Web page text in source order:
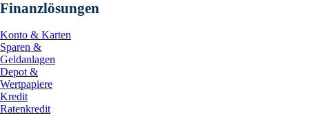
Finanzlösungen
Konto & Karten
Sparen &
Geldanlagen
Depot &
Wertpapiere
Kredit
Ratenkredit